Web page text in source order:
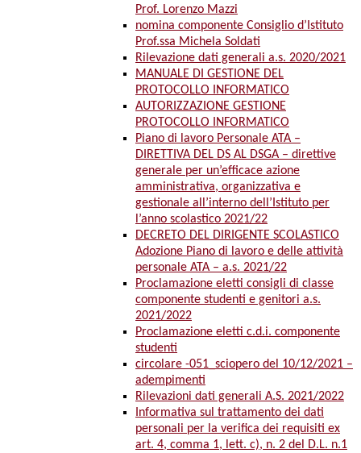
Prof. Lorenzo Mazzi
nomina componente Consiglio d’Istituto
Prof.ssa Michela Soldati
Rilevazione dati generali a.s. 2020/2021
MANUALE DI GESTIONE DEL
PROTOCOLLO INFORMATICO
AUTORIZZAZIONE GESTIONE
PROTOCOLLO INFORMATICO
Piano di lavoro Personale ATA –
DIRETTIVA DEL DS AL DSGA – direttive
generale per un’efficace azione
amministrativa, organizzativa e
gestionale all’interno dell’Istituto per
l’anno scolastico 2021/22
DECRETO DEL DIRIGENTE SCOLASTICO
Adozione Piano di lavoro e delle attività
personale ATA – a.s. 2021/22
Proclamazione eletti consigli di classe
componente studenti e genitori a.s.
2021/2022
Proclamazione eletti c.d.i. componente
studenti
circolare -051_sciopero del 10/12/2021 –
adempimenti
Rilevazioni dati generali A.S. 2021/2022
Informativa sul trattamento dei dati
personali per la verifica dei requisiti ex
art. 4, comma 1, lett. c), n. 2 del D.L. n.1